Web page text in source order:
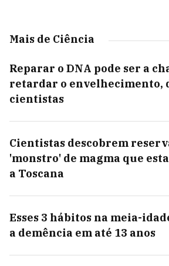
Mais de Ciência
Reparar o DNA pode ser a
retardar o envelhecimento,
cientistas
Cientistas descobrem
'monstro' de magma que
a Toscana
Esses 3 hábitos na meia-
a demência em até 13 anos